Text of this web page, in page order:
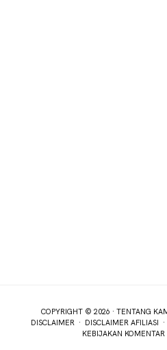
COPYRIGHT © 2026 · TENTANG
DISCLAIMER · DISCLAIMER AFILIASI ·
KEBIJAKAN KOMENTAR